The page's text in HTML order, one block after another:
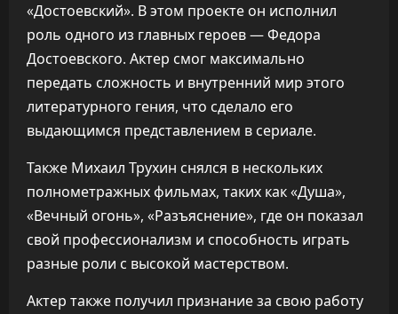
«Достоевский». В этом проекте он исполнил
роль одного из главных героев — Федора
Достоевского. Актер смог максимально
передать сложность и внутренний мир этого
литературного гения, что сделало его
выдающимся представлением в сериале.
Также Михаил Трухин снялся в нескольких
полнометражных фильмах, таких как «Душа»,
«Вечный огонь», «Разъяснение», где он показал
свой профессионализм и способность играть
разные роли с высокой мастерством.
Актер также получил признание за свою работу